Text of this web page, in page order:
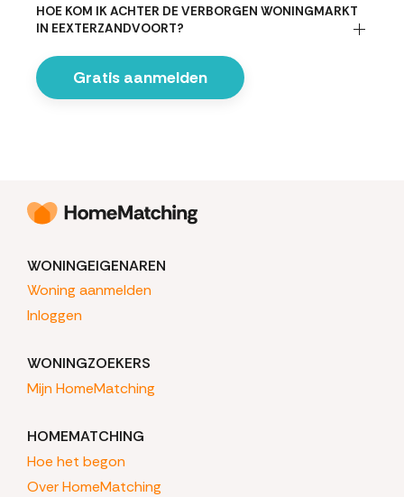
HOE KOM IK ACHTER DE VERBORGEN WONINGMARKT
IN EEXTERZANDVOORT?
Gratis aanmelden
WONINGEIGENAREN
Woning aanmelden
Inloggen
WONINGZOEKERS
Mijn HomeMatching
HOMEMATCHING
Hoe het begon
Over HomeMatching